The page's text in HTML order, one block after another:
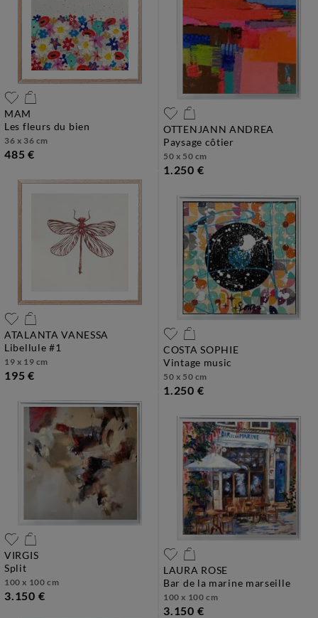
MAM
les fleurs du bien
36 x 36 cm
485 €
OTTENJANN ANDREA
paysage côtier
50 x 50 cm
1.250 €
ATALANTA VANESSA
libellule #1
19 x 19 cm
195 €
COSTA SOPHIE
vintage music
50 x 50 cm
1.250 €
VIRGIS
split
100 x 100 cm
3.150 €
LAURA ROSE
bar de la marine marseille
100 x 100 cm
3.150 €